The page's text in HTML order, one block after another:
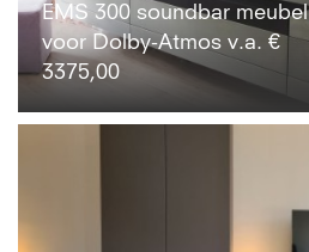
EMS 300 soundbar meubel
voor Dolby-Atmos v.a. €
3375,00